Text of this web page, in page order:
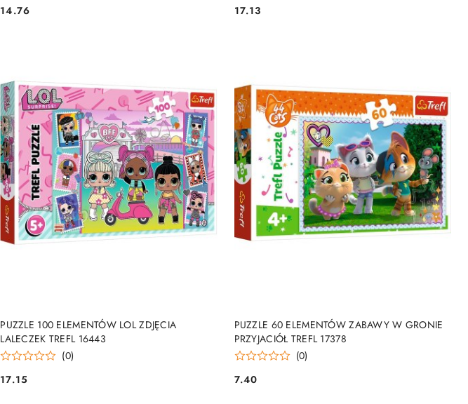
Cena:
14.76 Cena:
17.13
PUZZLE 100 ELEMENTÓW LOL ZDJĘCIA
LALECZEK TREFL 16443
(0)
Cena:
17.15
PRODUKT NIEDOSTĘPNY
PUZZLE 60 ELEMENTÓW ZABAWY W GRONIE
PRZYJACIÓŁ TREFL 17378
(0)
Cena:
7.40
PRODUKT NIEDOSTĘPNY